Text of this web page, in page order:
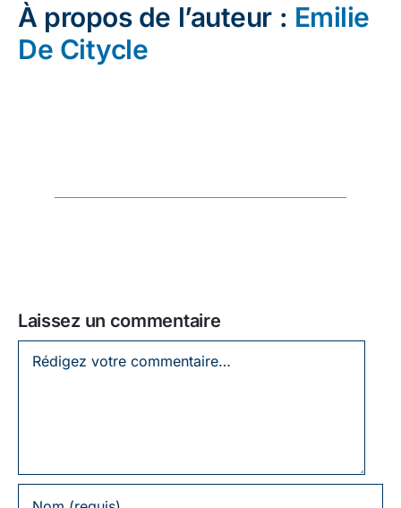
À propos de l’auteur : Emilie
De Citycle
Laissez un commentaire
Laissez